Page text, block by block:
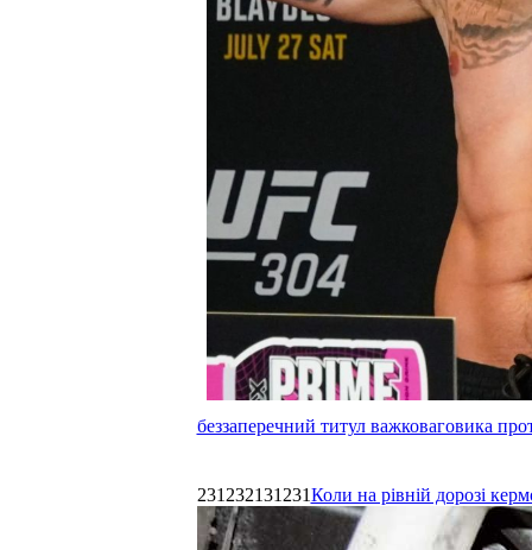
беззаперечний титул важковаговика
231232131231Коли на рівній дорозі